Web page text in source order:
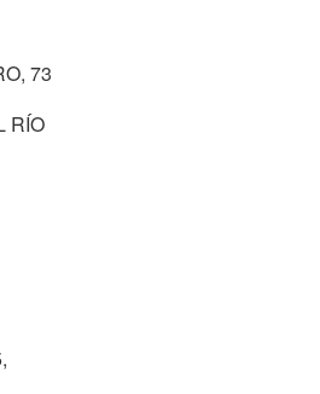
73
RÍO